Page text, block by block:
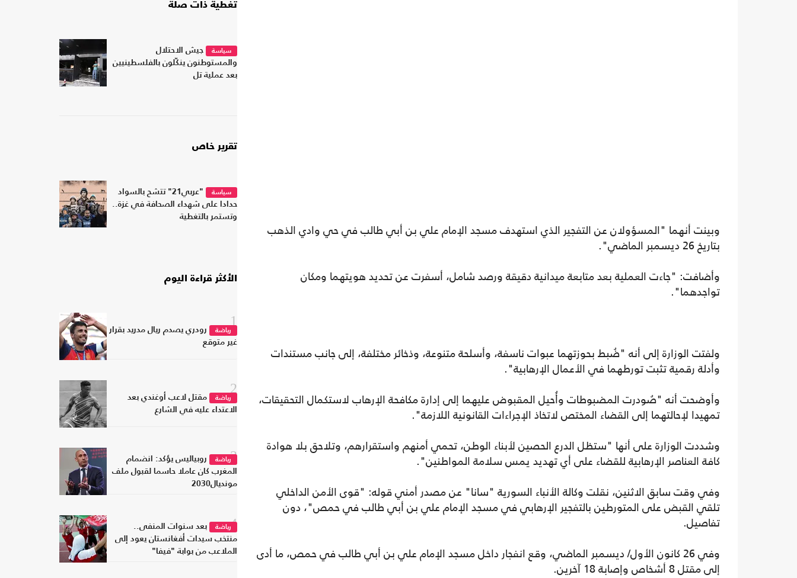
وبينت أنهما "المسؤولان عن التفجير الذي استهدف مسجد الإمام علي بن أبي طالب في حي وادي الذهب
بتاريخ 26 ديسمبر الماضي".
وأضافت: "جاءت العملية بعد متابعة ميدانية دقيقة ورصد شامل، أسفرت عن تحديد هويتهما ومكان
تواجدهما".
ولفتت الوزارة إلى أنه "ضُبط بحوزتهما عبوات ناسفة، وأسلحة متنوعة، وذخائر مختلفة، إلى جانب مستندات
وأدلة رقمية تثبت تورطهما في الأعمال الإرهابية".
وأوضحت أنه "صُودرت المضبوطات وأُحيل المقبوض عليهما إلى إدارة مكافحة الإرهاب لاستكمال التحقيقات،
تمهيدا لإحالتهما إلى القضاء المختص لاتخاذ الإجراءات القانونية اللازمة".
وشددت الوزارة على أنها "ستظل الدرع الحصين لأبناء الوطن، تحمي أمنهم واستقرارهم، وتلاحق بلا هوادة
كافة العناصر الإرهابية للقضاء على أي تهديد يمس سلامة المواطنين".
وفي وقت سابق الاثنين، نقلت وكالة الأنباء السورية "سانا" عن مصدر أمني قوله: "قوى الأمن الداخلي
تلقي القبض على المتورطين بالتفجير الإرهابي في مسجد الإمام علي بن أبي طالب في حمص"، دون
تفاصيل.
وفي 26 كانون الأول/ ديسمبر الماضي، وقع انفجار داخل مسجد الإمام علي بن أبي طالب في حمص، ما أدى
إلى مقتل 8 أشخاص وإصابة 18 آخرين.
تغطية ذات صلة
سياسة
جيش الاحتلال
والمستوطنون ينكّلون بالفلسطينيين
بعد عملية تل
تقرير خاص
سياسة
"عربي21" تتشح بالسواد
حدادا على شهداء الصحافة في غزة..
وتستمر بالتغطية
الأكثر قراءة اليوم
1
رياضة
رودري يصدم ريال مدريد بقرار
غير متوقع
2
رياضة
مقتل لاعب أوغندي بعد
الاعتداء عليه في الشارع
3رياضة
روبياليس يؤكد: انضمام
المغرب كان عاملا حاسما لقبول ملف
مونديال2030
4رياضة
بعد سنوات المنفى..
منتخب سيدات أفغانستان يعود إلى
الملاعب من بوابة "فيفا"